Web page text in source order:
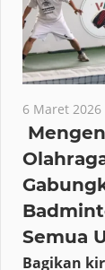
6 Maret 2026
Semua
Bagikan